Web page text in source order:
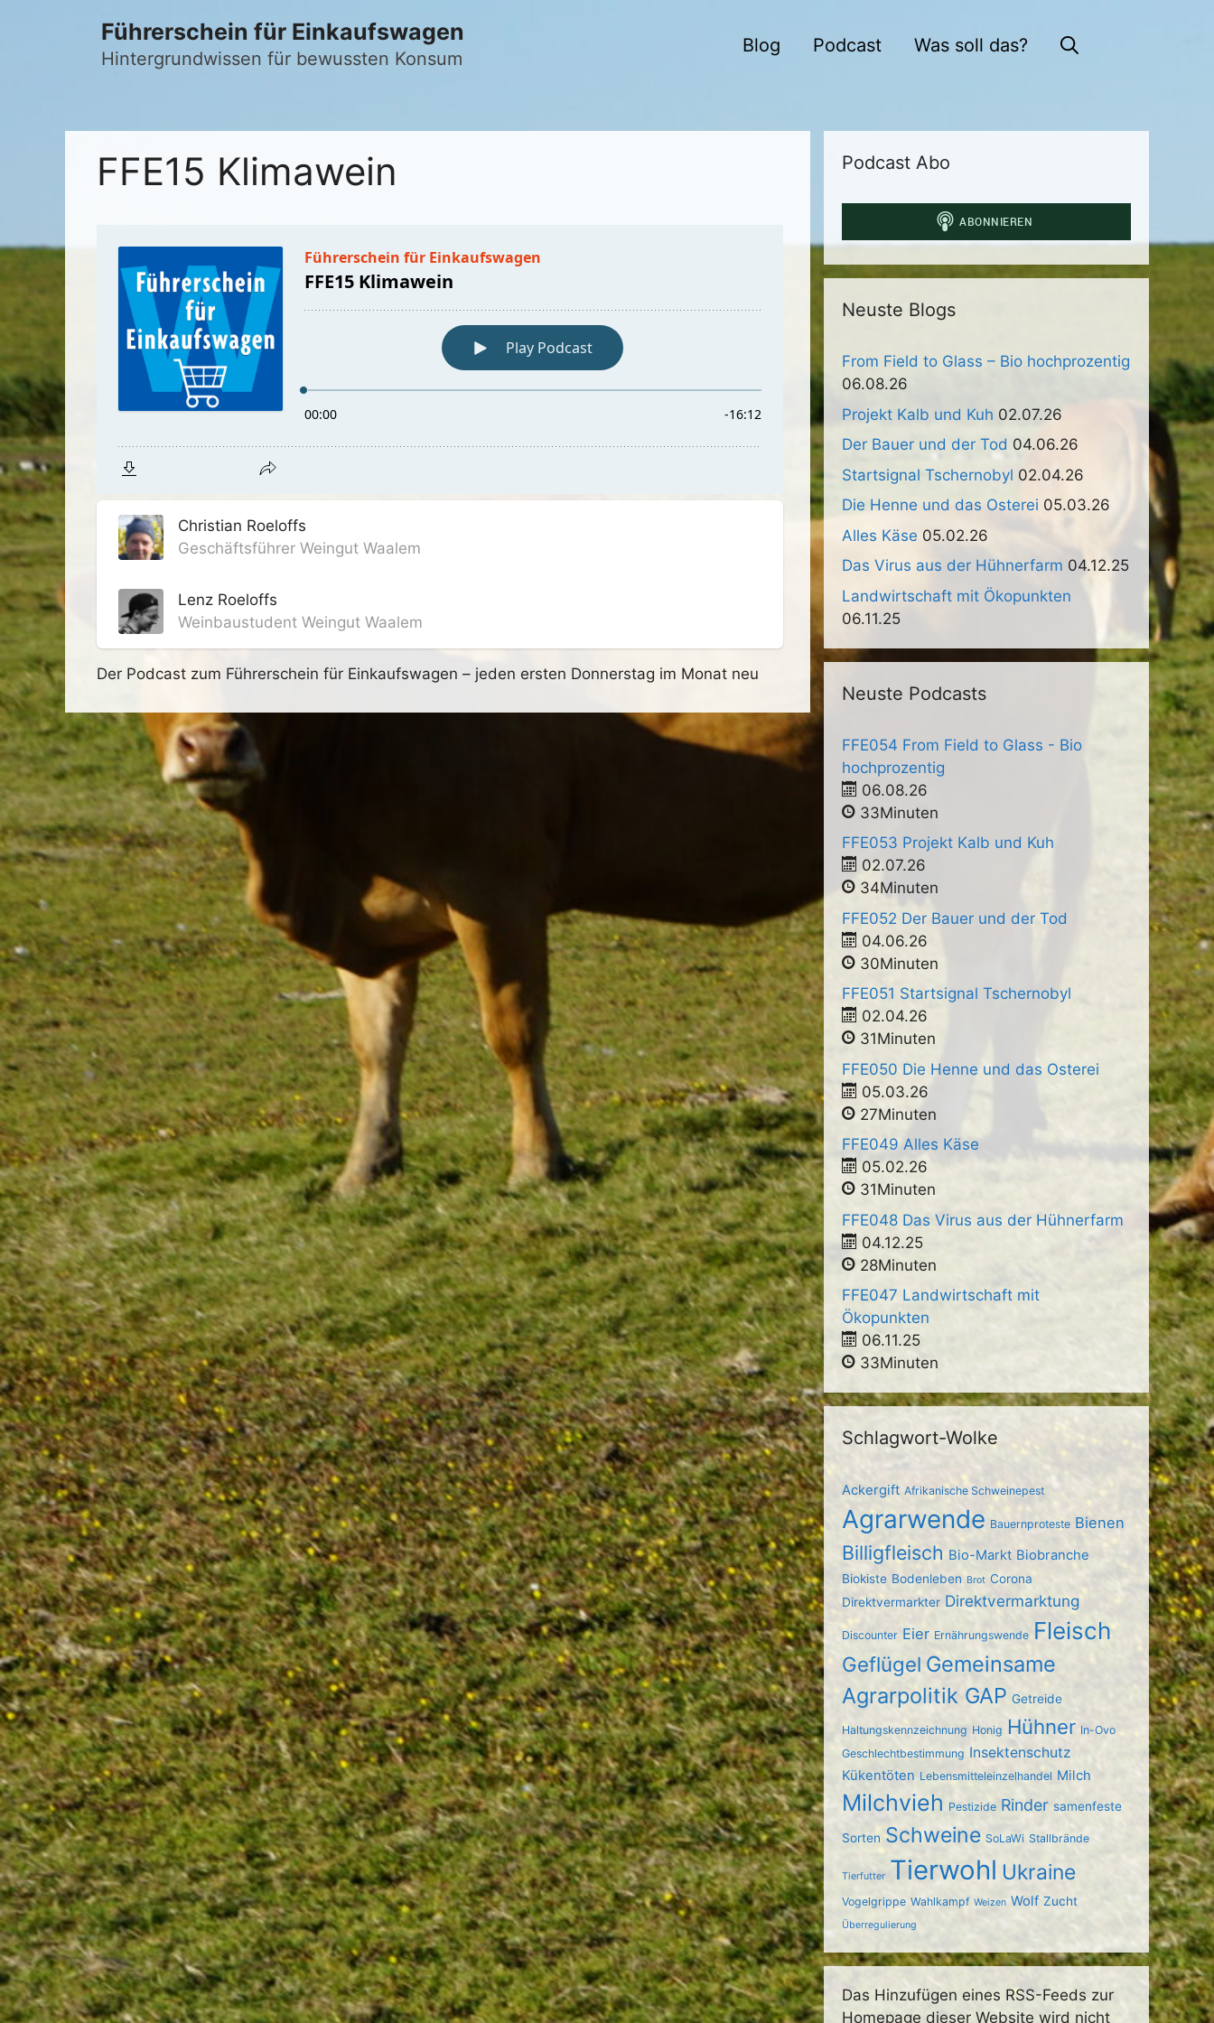
Führerschein für Einkaufswagen
Hintergrundwissen für bewussten Konsum
Blog Podcast Was soll das?
FFE15 Klimawein
Christian Roeloffs
Geschäftsführer Weingut Waalem
Lenz Roeloffs
Weinbaustudent Weingut Waalem
Der Podcast zum Führerschein für Einkaufswagen – jeden ersten Donnerstag im Monat neu
Podcast Abo
Neuste Blogs
From Field to Glass – Bio hochprozentig
06.08.26
Projekt Kalb und Kuh 02.07.26
Der Bauer und der Tod 04.06.26
Startsignal Tschernobyl 02.04.26
Die Henne und das Osterei 05.03.26
Alles Käse 05.02.26
Das Virus aus der Hühnerfarm 04.12.25
Landwirtschaft mit Ökopunkten
06.11.25
Neuste Podcasts
FFE054 From Field to Glass - Bio
hochprozentig
06.08.26
33Minuten
FFE053 Projekt Kalb und Kuh
02.07.26
34Minuten
FFE052 Der Bauer und der Tod
04.06.26
30Minuten
FFE051 Startsignal Tschernobyl
02.04.26
31Minuten
FFE050 Die Henne und das Osterei
05.03.26
27Minuten
FFE049 Alles Käse
05.02.26
31Minuten
FFE048 Das Virus aus der Hühnerfarm
04.12.25
28Minuten
FFE047 Landwirtschaft mit
Ökopunkten
06.11.25
33Minuten
Schlagwort-Wolke
Ackergift Afrikanische Schweinepest
Agrarwende Bauernproteste Bienen
Billigfleisch Bio-Markt Biobranche
Biokiste Bodenleben Brot Corona
Direktvermarkter Direktvermarktung
Discounter Eier Ernährungswende Fleisch
Geflügel Gemeinsame
Agrarpolitik GAP Getreide
Haltungskennzeichnung Honig Hühner In-Ovo
Geschlechtbestimmung Insektenschutz
Kükentöten Lebensmitteleinzelhandel Milch
Milchvieh Pestizide Rinder samenfeste
Sorten Schweine SoLaWi Stallbrände
Tierfutter Tierwohl Ukraine
Vogelgrippe Wahlkampf Weizen Wolf Zucht
Überregulierung
Das Hinzufügen eines RSS-Feeds zur
Homepage dieser Website wird nicht